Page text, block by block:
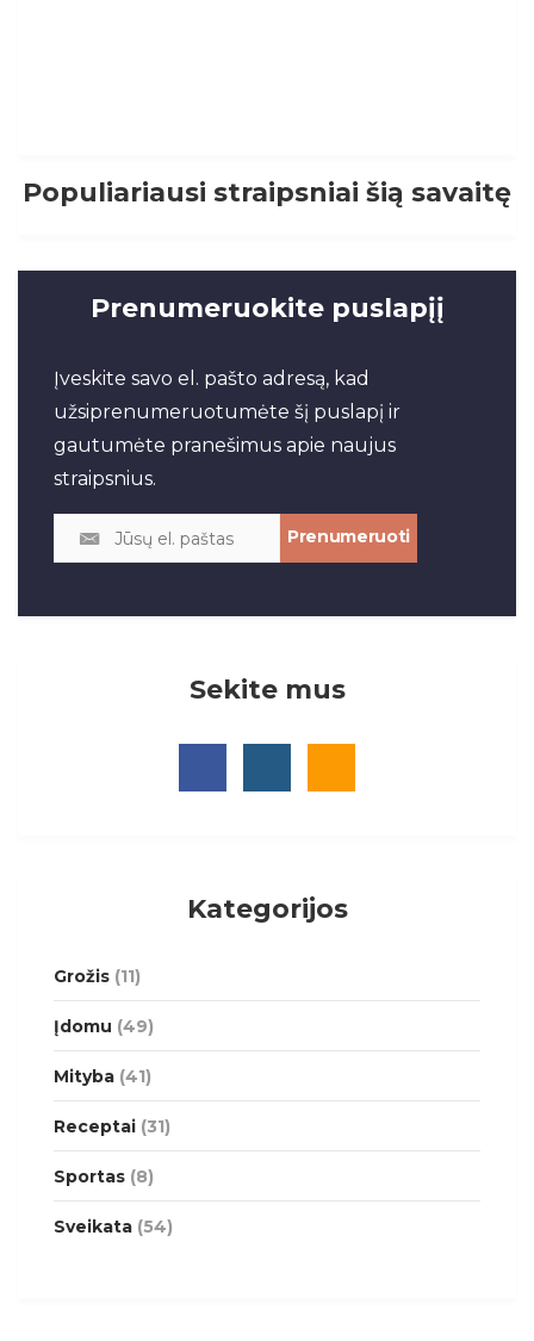
Populiariausi straipsniai šią savaitę
Prenumeruokite puslapįį
Įveskite savo el. pašto adresą, kad
užsiprenumeruotumėte šį puslapį ir
gautumėte pranešimus apie naujus
straipsnius.
Sekite mus
Kategorijos
Grožis (11)
Įdomu (49)
Mityba (41)
Receptai (31)
Sportas (8)
Sveikata (54)